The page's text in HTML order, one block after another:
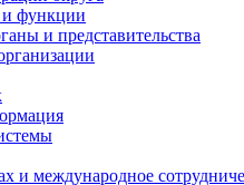
и функции
и представительства
и международное